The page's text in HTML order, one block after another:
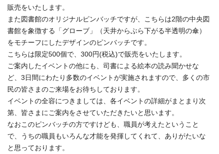
販売をいたします。
また図書館のオリジナルピンバッチですが、こちらは2階の中央図
書館を象徴する「グローブ」（天井からぶら下がる半透明の傘）
をモチーフにしたデザインのピンバッチです。
こちらは限定500個で、300円(税込)で販売をいたします。
ご案内したイベントの他にも、司書による絵本の読み聞かせな
ど、3日間にわたり多数のイベントが実施されますので、多くの市
民の皆さまのご来場をお待ちしております。
イベントの全容につきましては、各イベントの詳細がまとまり次
第、皆さまにご案内をさせていただきたいと思います。
なおこのピンバッチの方ですけども、職員が考えたということ
で、うちの職員もいろんな才能を発揮してくれて、ありがたいな
と思っております。